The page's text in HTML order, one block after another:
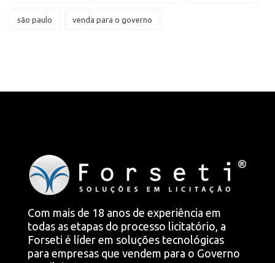
são paulo venda para o governo
Com mais de 18 anos de experiência em
todas as etapas do processo licitatório, a
Forseti é líder em soluções tecnológicas
para empresas que vendem para o Governo